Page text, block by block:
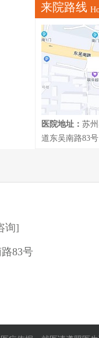
来院路线
医院地址： 苏
道东吴南路83号
询]
83号